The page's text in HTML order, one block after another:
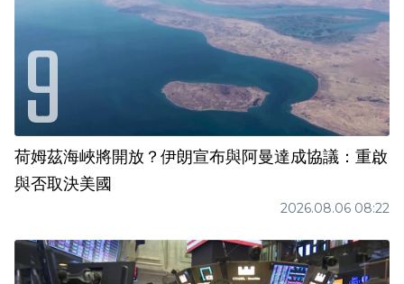
荷姆茲海峽將開放？伊朗宣布與阿曼達成協議：重啟
與否取決美國
2026.08.06 08:22